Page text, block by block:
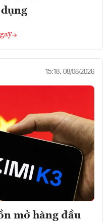
15:18, 08/08/2026
mở hàng đầu